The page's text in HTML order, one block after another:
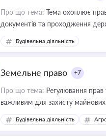
Про що тема: Тема охоплює
документів та проходження
Будівельна діяльність
Земельне право +7
Про що тема: Регулювання прав
важливим для захисту
ресурсами
Будівельна діяльність